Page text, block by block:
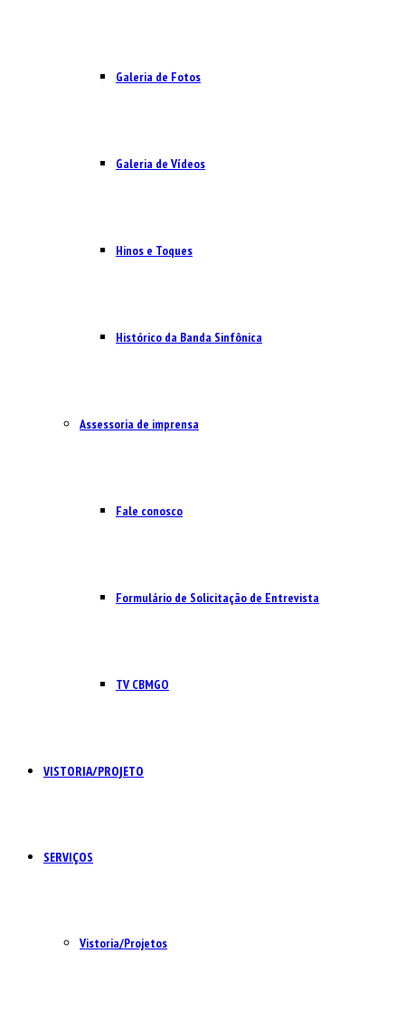
Galeria de Fotos
Galeria de Vídeos
Hinos e Toques
Histórico da Banda Sinfônica
Assessoria de imprensa
Fale conosco
Formulário de Solicitação de Entrevista
TV CBMGO
VISTORIA/PROJETO
SERVIÇOS
Vistoria/Projetos